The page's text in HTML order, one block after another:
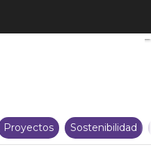
secretos del coche
Proyectos Sostenibilidad